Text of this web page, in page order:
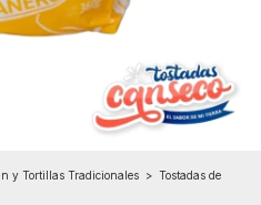
y Tortillas Tradicionales > Tostadas de